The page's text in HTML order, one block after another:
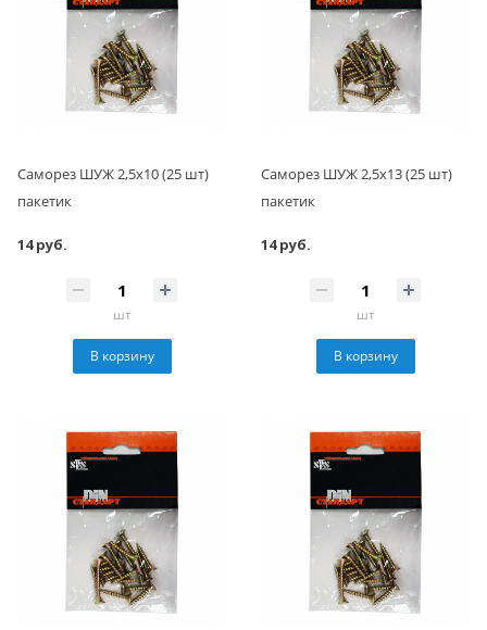
Саморез ШУЖ 2,5x10 (25 шт)
пакетик
14 руб.
шт
В корзину
Саморез ШУЖ 2,5x13 (25 шт)
пакетик
14 руб.
шт
В корзину